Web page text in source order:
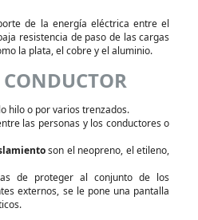
de la energía eléctrica entre el
resistencia de paso de las cargas
la plata, el cobre y el aluminio.
hilo o por varios trenzados.
las personas y los conductores o
son el neopreno, el etileno,
de proteger al conjunto de los
externos, se le pone una pantalla